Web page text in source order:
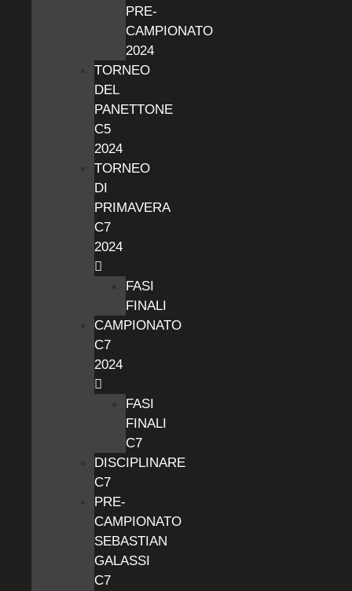
PRE-
CAMPIONATO
2024
TORNEO
DEL
PANETTONE
C5
2024
TORNEO
DI
PRIMAVERA
C7
2024
FASI
FINALI
CAMPIONATO
C7
2024
FASI
FINALI
C7
DISCIPLINARE
C7
PRE-
CAMPIONATO
SEBASTIAN
GALASSI
C7